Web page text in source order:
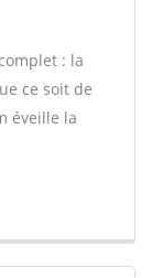
: la
ce soit de
éveille la